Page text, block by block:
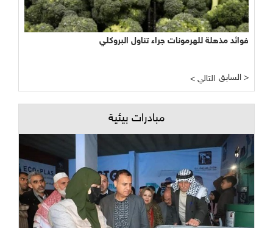
مذهلة للهرمونات جراء تناول البروكلي
< التالي
مبادرات بيئية